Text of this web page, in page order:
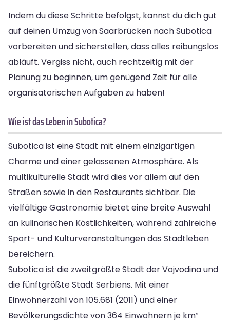
Indem du diese Schritte befolgst, kannst du dich gut
auf deinen Umzug von Saarbrücken nach Subotica
vorbereiten und sicherstellen, dass alles reibungslos
abläuft. Vergiss nicht, auch rechtzeitig mit der
Planung zu beginnen, um genügend Zeit für alle
organisatorischen Aufgaben zu haben!
Wie ist das Leben in Subotica?
Subotica ist eine Stadt mit einem einzigartigen
Charme und einer gelassenen Atmosphäre. Als
multikulturelle Stadt wird dies vor allem auf den
Straßen sowie in den Restaurants sichtbar. Die
vielfältige Gastronomie bietet eine breite Auswahl
an kulinarischen Köstlichkeiten, während zahlreiche
Sport- und Kulturveranstaltungen das Stadtleben
bereichern.
Subotica ist die zweitgrößte Stadt der Vojvodina und
die fünftgrößte Stadt Serbiens. Mit einer
Einwohnerzahl von 105.681 (2011) und einer
Bevölkerungsdichte von 364 Einwohnern je km²